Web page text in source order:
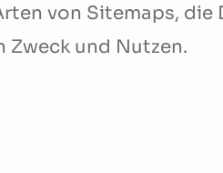
von Sitemaps, die
Zweck und Nutzen.